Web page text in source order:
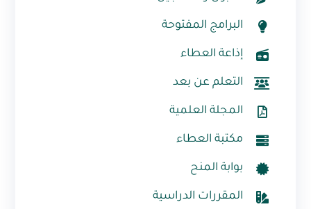
البرامج المفتوحة
إذاعة العطاء
التعلم عن بعد
المجلة العلمية
مكتبة العطاء
بوابة المنح
المقررات الدراسية